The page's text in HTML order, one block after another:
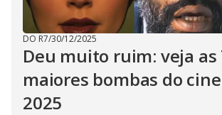
DO R7/30/12/2025
Deu muito ruim: veja as
maiores bombas do
2025